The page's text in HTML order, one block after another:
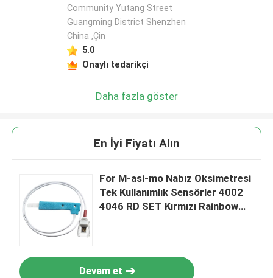
Community Yutang Street
Guangming District Shenzhen
China ,Çin
5.0
Onaylı tedarikçi
Daha fazla göster
En İyi Fiyatı Alın
For M-asi-mo Nabız Oksimetresi
Tek Kullanımlık Sensörler 4002
4046 RD SET Kırmızı Rainbow
Devam et